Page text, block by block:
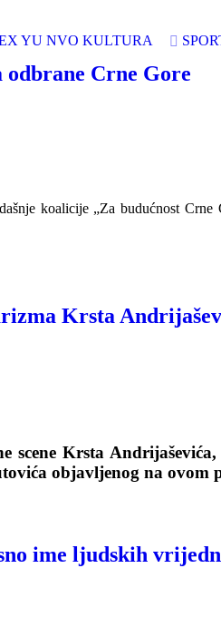
YU NVO KULTURA
Crne Gore
koalicije „Za budućnost
Krsta
scene Krsta
objavljenog na ovom
ime ljudskih